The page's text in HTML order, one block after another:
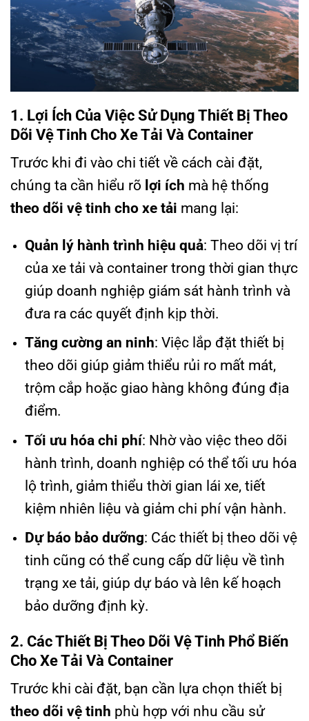
1. Lợi Ích Của Việc Sử Dụng Thiết Bị Theo
Dõi Vệ Tinh Cho Xe Tải Và Container
Trước khi đi vào chi tiết về cách cài đặt,
chúng ta cần hiểu rõ lợi ích mà hệ thống
theo dõi vệ tinh cho xe tải mang lại:
Quản lý hành trình hiệu quả: Theo dõi vị trí
của xe tải và container trong thời gian thực
giúp doanh nghiệp giám sát hành trình và
đưa ra các quyết định kịp thời.
Tăng cường an ninh: Việc lắp đặt thiết bị
theo dõi giúp giảm thiểu rủi ro mất mát,
trộm cắp hoặc giao hàng không đúng địa
điểm.
Tối ưu hóa chi phí: Nhờ vào việc theo dõi
hành trình, doanh nghiệp có thể tối ưu hóa
lộ trình, giảm thiểu thời gian lái xe, tiết
kiệm nhiên liệu và giảm chi phí vận hành.
Dự báo bảo dưỡng: Các thiết bị theo dõi vệ
tinh cũng có thể cung cấp dữ liệu về tình
trạng xe tải, giúp dự báo và lên kế hoạch
bảo dưỡng định kỳ.
2. Các Thiết Bị Theo Dõi Vệ Tinh Phổ Biến
Cho Xe Tải Và Container
Trước khi cài đặt, bạn cần lựa chọn thiết bị
theo dõi vệ tinh phù hợp với nhu cầu sử